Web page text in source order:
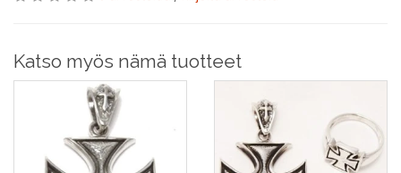
Katso myös nämä tuotteet